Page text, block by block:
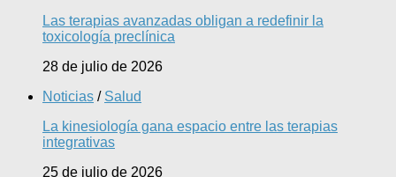
Las terapias avanzadas obligan a redefinir la
toxicología preclínica
28 de julio de 2026
Noticias / Salud
La kinesiología gana espacio entre las terapias
integrativas
25 de julio de 2026